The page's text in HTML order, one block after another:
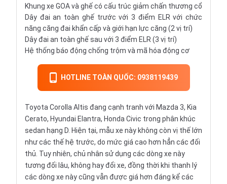
Khung xe GOA và ghế có cấu trúc giảm chấn thương cổ
Dây đai an toàn ghế trước với 3 điểm ELR với chức
năng căng đai khẩn cấp và giới hạn lực căng (2 vị trí)
Dây đai an toàn ghế sau với 3 điểm ELR (3 vị trí)
Hệ thống báo động chống trộm và mã hóa động cơ
HOTLINE TOÀN QUỐC: 0938119439
Toyota Corolla Altis đang cạnh tranh với Mazda 3, Kia
Cerato, Hyundai Elantra, Honda Civic trong phân khúc
sedan hạng D. Hiện tại, mẫu xe này không còn vị thế lớn
như các thế hệ trước, do mức giá cao hơn hẳn các đối
thủ. Tuy nhiên, chủ nhân sử dụng các dòng xe này
tương đối lâu, không hay đổi xe, đồng thời khi thanh lý
các dòng xe này cũng vẫn được giá hơn đáng kể các